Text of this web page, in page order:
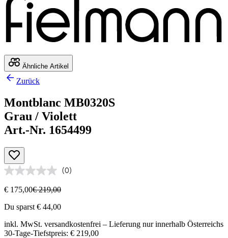
Ähnliche Artikel
Zurück
Montblanc MB0320S
Grau / Violett
Art.-Nr. 1654499
(0)
€ 175,00€ 219,00
Du sparst € 44,00
inkl. MwSt. versandkostenfrei – Lieferung nur innerhalb Österreichs
30-Tage-Tiefstpreis: € 219,00